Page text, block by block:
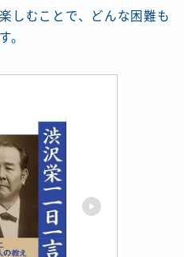
しむことで、どんな困難も
。